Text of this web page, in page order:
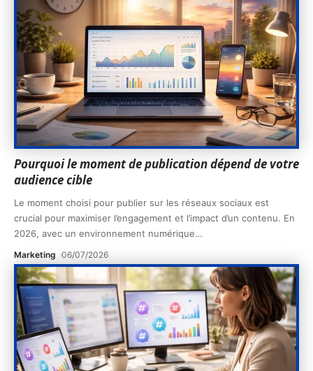
Pourquoi le moment de publication dépend de votre
audience cible
Le moment choisi pour publier sur les réseaux sociaux est
crucial pour maximiser l’engagement et l’impact d’un contenu. En
2026, avec un environnement numérique…
Marketing 06/07/2026